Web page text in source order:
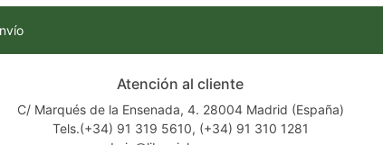
Atención al cliente
C/ Marqués de la Ensenada, 4. 28004 Madrid (España)
Tels.(+34) 91 319 5610, (+34) 91 310 1281